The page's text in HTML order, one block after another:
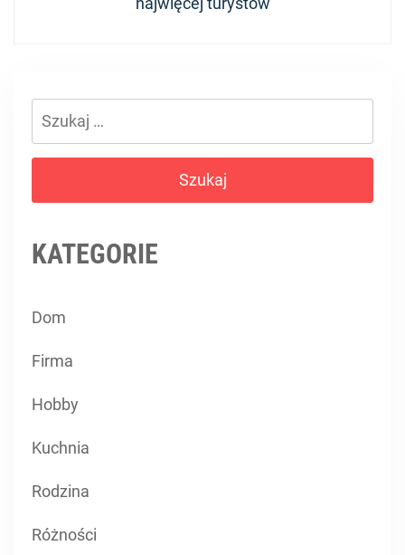
Szukaj:
KATEGORIE
Dom
Firma
Hobby
Kuchnia
Rodzina
Różności